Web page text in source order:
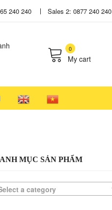
240 240 Sales 2: 0877 240 240
0
My cart
MỤC SẢN PHẨM
a category